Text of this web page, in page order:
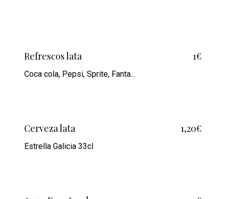
Refrescos lata 1€
Coca cola, Pepsi, Sprite, Fanta...
Cerveza lata 1,20€
Estrella Galicia 33cl